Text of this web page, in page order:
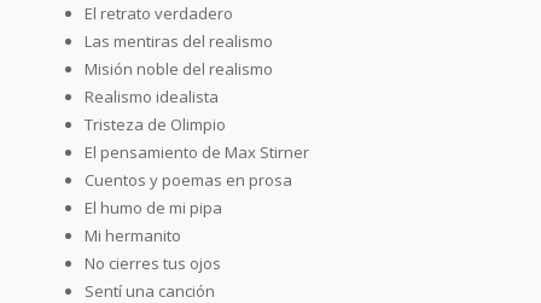
El retrato verdadero
Las mentiras del realismo
Misión noble del realismo
Realismo idealista
Tristeza de Olimpio
El pensamiento de Max Stirner
Cuentos y poemas en prosa
El humo de mi pipa
Mi hermanito
No cierres tus ojos
Sentí una canción